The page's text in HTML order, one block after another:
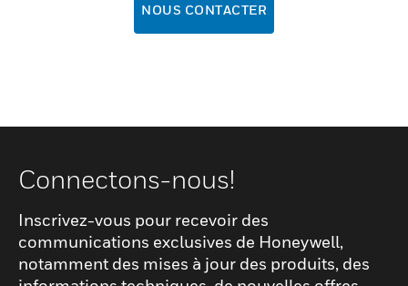
NOUS CONTACTER
Connectons-nous!
Inscrivez-vous pour recevoir des
communications exclusives de Honeywell,
notamment des mises à jour des produits, des